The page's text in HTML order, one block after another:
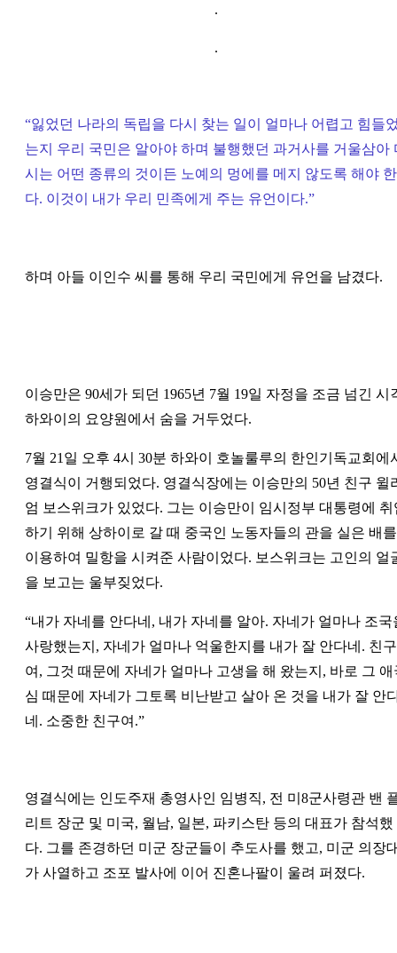
.
.
“잃었던 나라의 독립을 다시 찾는 일이 얼마나 어렵고 힘들
는지 우리 국민은 알아야 하며 불행했던 과거사를 거울삼아
시는 어떤 종류의 것이든 노예의 멍에를 메지 않도록 해야 한
다. 이것이 내가 우리 민족에게 주는 유언이다.”
하며 아들 이인수 씨를 통해 우리 국민에게 유언을 남겼다.
이승만은 90세가 되던 1965년 7월 19일 자정을 조금 넘긴 시
하와이의 요양원에서 숨을 거두었다.
7월 21일 오후 4시 30분 하와이 호놀룰루의 한인기독교회에
영결식이 거행되었다. 영결식장에는 이승만의 50년 친구 윌
엄 보스위크가 있었다. 그는 이승만이 임시정부 대통령에 취
하기 위해 상하이로 갈 때 중국인 노동자들의 관을 실은 배를
이용하여 밀항을 시켜준 사람이었다. 보스위크는 고인의 얼
을 보고는 울부짖었다.
“내가 자네를 안다네, 내가 자네를 알아. 자네가 얼마나 조국
사랑했는지, 자네가 얼마나 억울한지를 내가 잘 안다네. 친구
여, 그것 때문에 자네가 얼마나 고생을 해 왔는지, 바로 그 애
심 때문에 자네가 그토록 비난받고 살아 온 것을 내가 잘 안
네. 소중한 친구여.”
영결식에는 인도주재 총영사인 임병직, 전 미8군사령관 밴
리트 장군 및 미국, 월남, 일본, 파키스탄 등의 대표가 참석했
다. 그를 존경하던 미군 장군들이 추도사를 했고, 미군 의장
가 사열하고 조포 발사에 이어 진혼나팔이 울려 퍼졌다.